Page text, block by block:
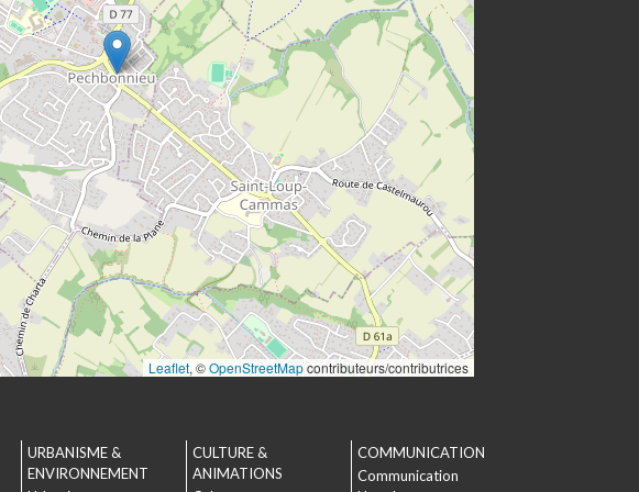
Leaflet, ©OpenStreetMapcontributeurs/contributrices
URBANISME &
ENVIRONNEMENT
CULTURE &
ANIMATIONS
COMMUNICATION
Communication